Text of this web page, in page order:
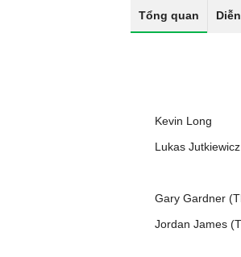
Tổng quan
Kevin Long
Lukas
Gary Gardner
Jordan James